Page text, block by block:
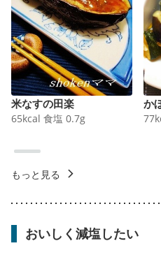
米なすの田楽
65kcal 食塩 0.7g
か
77
もっと見る
おいしく減塩したい